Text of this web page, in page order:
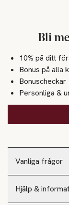
Vanliga frågor
Hjälp &
Bli
10% på ditt
Bonus på alla
Bonuscheckar
Personliga &